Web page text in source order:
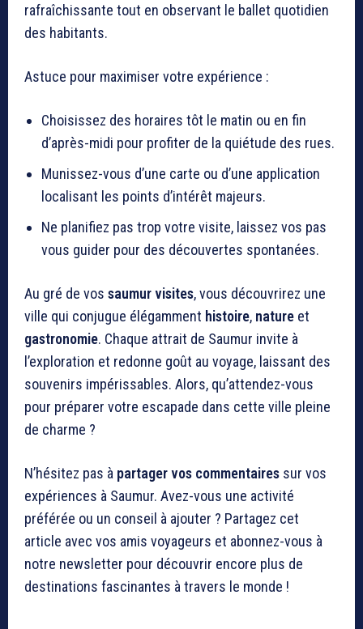
rafraîchissante tout en observant le ballet quotidien
des habitants.
Astuce pour maximiser votre expérience :
Choisissez des horaires tôt le matin ou en fin
d’après-midi pour profiter de la quiétude des rues.
Munissez-vous d’une carte ou d’une application
localisant les points d’intérêt majeurs.
Ne planifiez pas trop votre visite, laissez vos pas
vous guider pour des découvertes spontanées.
Au gré de vos saumur visites, vous découvrirez une
ville qui conjugue élégamment histoire, nature et
gastronomie. Chaque attrait de Saumur invite à
l’exploration et redonne goût au voyage, laissant des
souvenirs impérissables. Alors, qu’attendez-vous
pour préparer votre escapade dans cette ville pleine
de charme ?
N’hésitez pas à partager vos commentaires sur vos
expériences à Saumur. Avez-vous une activité
préférée ou un conseil à ajouter ? Partagez cet
article avec vos amis voyageurs et abonnez-vous à
notre newsletter pour découvrir encore plus de
destinations fascinantes à travers le monde !